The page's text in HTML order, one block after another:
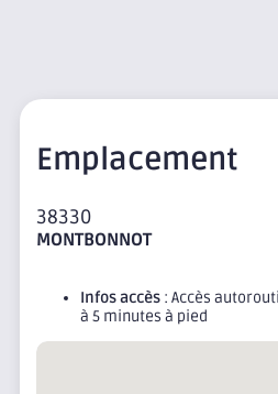
Emplacement
38330
MONTBONNOT
Infos accès : Accès
à 5 minutes à pied